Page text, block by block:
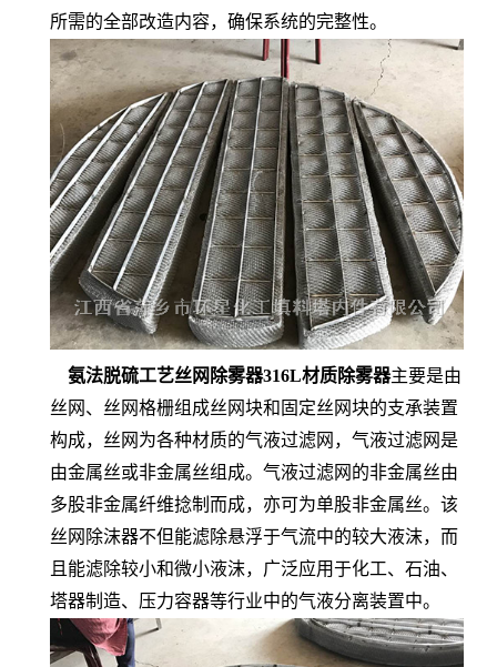
所需的全部改造内容，确保系统的完整性。
氨法脱硫工艺丝网除雾器316L材质除雾器主要是由
丝网、丝网格栅组成丝网块和固定丝网块的支承装置
构成，丝网为各种材质的气液过滤网，气液过滤网是
由金属丝或非金属丝组成。气液过滤网的非金属丝由
多股非金属纤维捻制而成，亦可为单股非金属丝。该
丝网除沫器不但能滤除悬浮于气流中的较大液沫，而
且能滤除较小和微小液沫，广泛应用于化工、石油、
塔器制造、压力容器等行业中的气液分离装置中。